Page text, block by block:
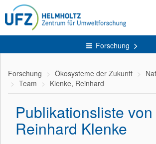
Forschung
Forschung Ökosysteme der Zukunft
Team
Klenke, Reinhard
Publikationsliste von
Reinhard Klenke